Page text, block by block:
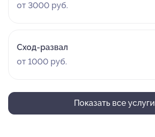
от 3000 руб.
Сход-развал
от 1000 руб.
Показать все услуги